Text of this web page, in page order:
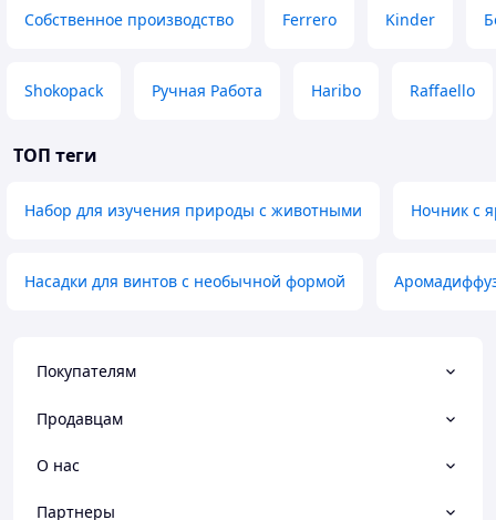
Собственное производство Ferrero Kinder
Shokopack Ручная Работа Haribo Raffaello
ТОП теги
Набор для изучения природы с животными Ночник с
Насадки для винтов с необычной формой
Покупателям
Продавцам
О нас
Партнеры